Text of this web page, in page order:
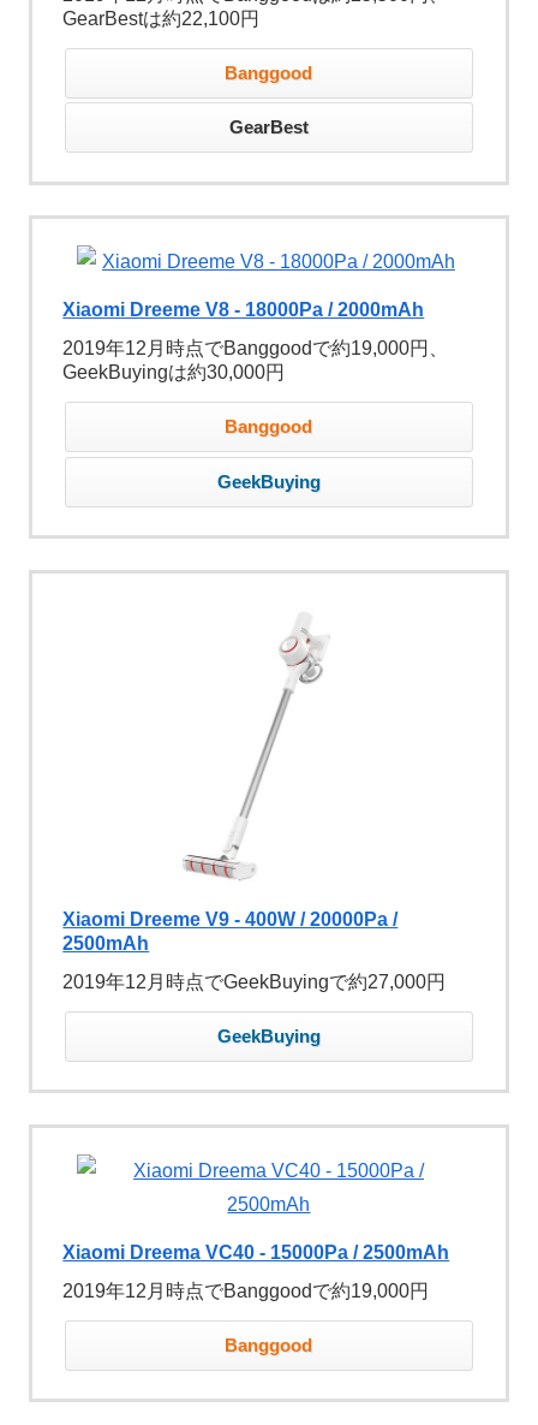
GearBestは約22,100円
Banggood
GearBest
Xiaomi Dreeme V8 - 18000Pa / 2000mAh
2019年12月時点でBanggoodで約19,000円、
GeekBuyingは約30,000円
Banggood
GeekBuying
Xiaomi Dreeme V9 - 400W / 20000Pa /
2500mAh
2019年12月時点でGeekBuyingで約27,000円
GeekBuying
Xiaomi Dreema VC40 - 15000Pa / 2500mAh
2019年12月時点でBanggoodで約19,000円
Banggood